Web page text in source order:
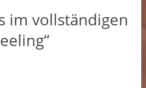
im vollständigen